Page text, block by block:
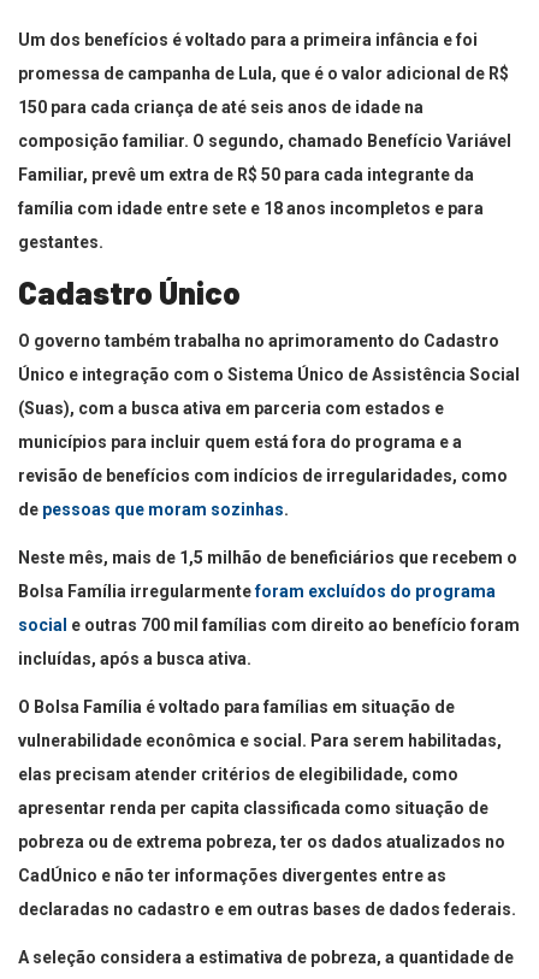
Um dos benefícios é voltado para a primeira infância e foi
promessa de campanha de Lula, que é o valor adicional de R$
150 para cada criança de até seis anos de idade na
composição familiar. O segundo, chamado Benefício Variável
Familiar, prevê um extra de R$ 50 para cada integrante da
família com idade entre sete e 18 anos incompletos e para
gestantes.
Cadastro Único
O governo também trabalha no aprimoramento do Cadastro
Único e integração com o Sistema Único de Assistência Social
(Suas), com a busca ativa em parceria com estados e
municípios para incluir quem está fora do programa e a
revisão de benefícios com indícios de irregularidades, como
de pessoas que moram sozinhas.
Neste mês, mais de 1,5 milhão de beneficiários que recebem o
Bolsa Família irregularmenteforam excluídos do programa
social e outras 700 mil famílias com direito ao benefício foram
incluídas, após a busca ativa.
O Bolsa Família é voltado para famílias em situação de
vulnerabilidade econômica e social. Para serem habilitadas,
elas precisam atender critérios de elegibilidade, como
apresentar renda per capita classificada como situação de
pobreza ou de extrema pobreza, ter os dados atualizados no
CadÚnico e não ter informações divergentes entre as
declaradas no cadastro e em outras bases de dados federais.
A seleção considera a estimativa de pobreza, a quantidade de